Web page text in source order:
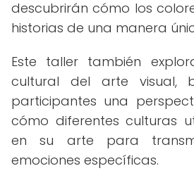
descubrirán cómo los
historias de una manera
Este taller también
cultural del arte visual,
participantes una
cómo diferentes culturas
en su arte para
emociones específicas.